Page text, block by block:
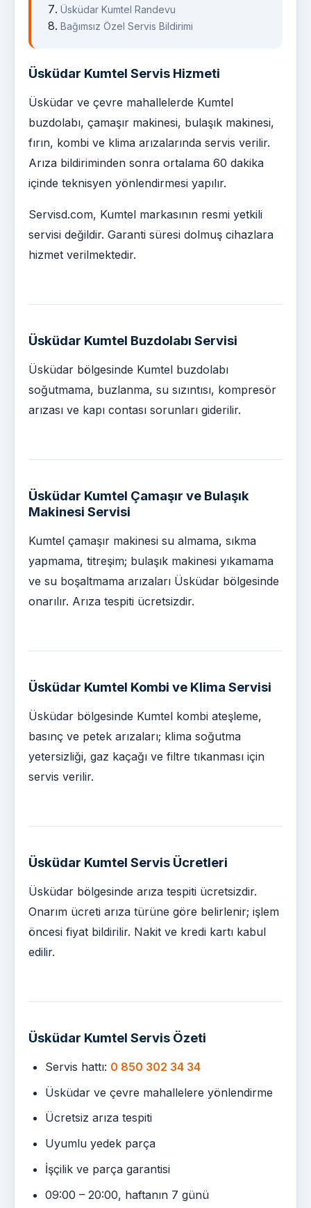
Üsküdar Kumtel Randevu
Bağımsız Özel Servis Bildirimi
Üsküdar Kumtel Servis Hizmeti
Üsküdar ve çevre mahallelerde Kumtel
buzdolabı, çamaşır makinesi, bulaşık makinesi,
fırın, kombi ve klima arızalarında servis verilir.
Arıza bildiriminden sonra ortalama 60 dakika
içinde teknisyen yönlendirmesi yapılır.
Servisd.com, Kumtel markasının resmi yetkili
servisi değildir. Garanti süresi dolmuş cihazlara
hizmet verilmektedir.
Üsküdar Kumtel Buzdolabı Servisi
Üsküdar bölgesinde Kumtel buzdolabı
soğutmama, buzlanma, su sızıntısı, kompresör
arızası ve kapı contası sorunları giderilir.
Üsküdar Kumtel Çamaşır ve Bulaşık
Makinesi Servisi
Kumtel çamaşır makinesi su almama, sıkma
yapmama, titreşim; bulaşık makinesi yıkamama
ve su boşaltmama arızaları Üsküdar bölgesinde
onarılır. Arıza tespiti ücretsizdir.
Üsküdar Kumtel Kombi ve Klima Servisi
Üsküdar bölgesinde Kumtel kombi ateşleme,
basınç ve petek arızaları; klima soğutma
yetersizliği, gaz kaçağı ve filtre tıkanması için
servis verilir.
Üsküdar Kumtel Servis Ücretleri
Üsküdar bölgesinde arıza tespiti ücretsizdir.
Onarım ücreti arıza türüne göre belirlenir; işlem
öncesi fiyat bildirilir. Nakit ve kredi kartı kabul
edilir.
Üsküdar Kumtel Servis Özeti
Servis hattı: 0 850 302 34 34
Üsküdar ve çevre mahallelere yönlendirme
Ücretsiz arıza tespiti
Uyumlu yedek parça
İşçilik ve parça garantisi
09:00 – 20:00, haftanın 7 günü